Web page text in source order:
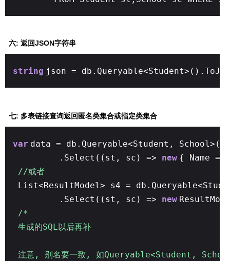
六: 返回JSON字符串
string json =
七: 多表链接查询返回匿名类集合或指定类集合
var data = db.Queryable<Student,
.Select((st, sc) => new { Name
//或者
List<ResultModel> s4 =
.Select((st, sc) => new
/*
生成的SQL以后再补
注意, 别名要一致, 如Queryable<Student,